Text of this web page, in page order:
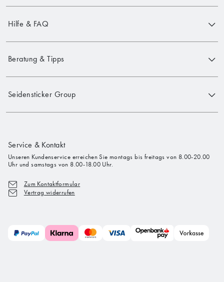
Hilfe & FAQ
Beratung & Tipps
Seidensticker Group
Service & Kontakt
Unseren Kundenservice erreichen Sie montags bis freitags von 8.00-20.00
Uhr und samstags von 8.00-18.00 Uhr.
Zum Kontaktformular
Vertrag widerrufen